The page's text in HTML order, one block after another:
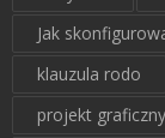
Jak
klauzula rodo
projekt graficzny